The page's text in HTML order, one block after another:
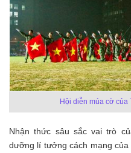
Hội diễn múa cờ của
Nhận thức sâu sắc vai trò
dưỡng lí tưởng cách mạng